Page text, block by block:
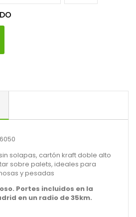
solapas, cartón kraft doble alto
sobre palets, ideales para
y pesadas
Portes incluidos en la
en un radio de 35km.